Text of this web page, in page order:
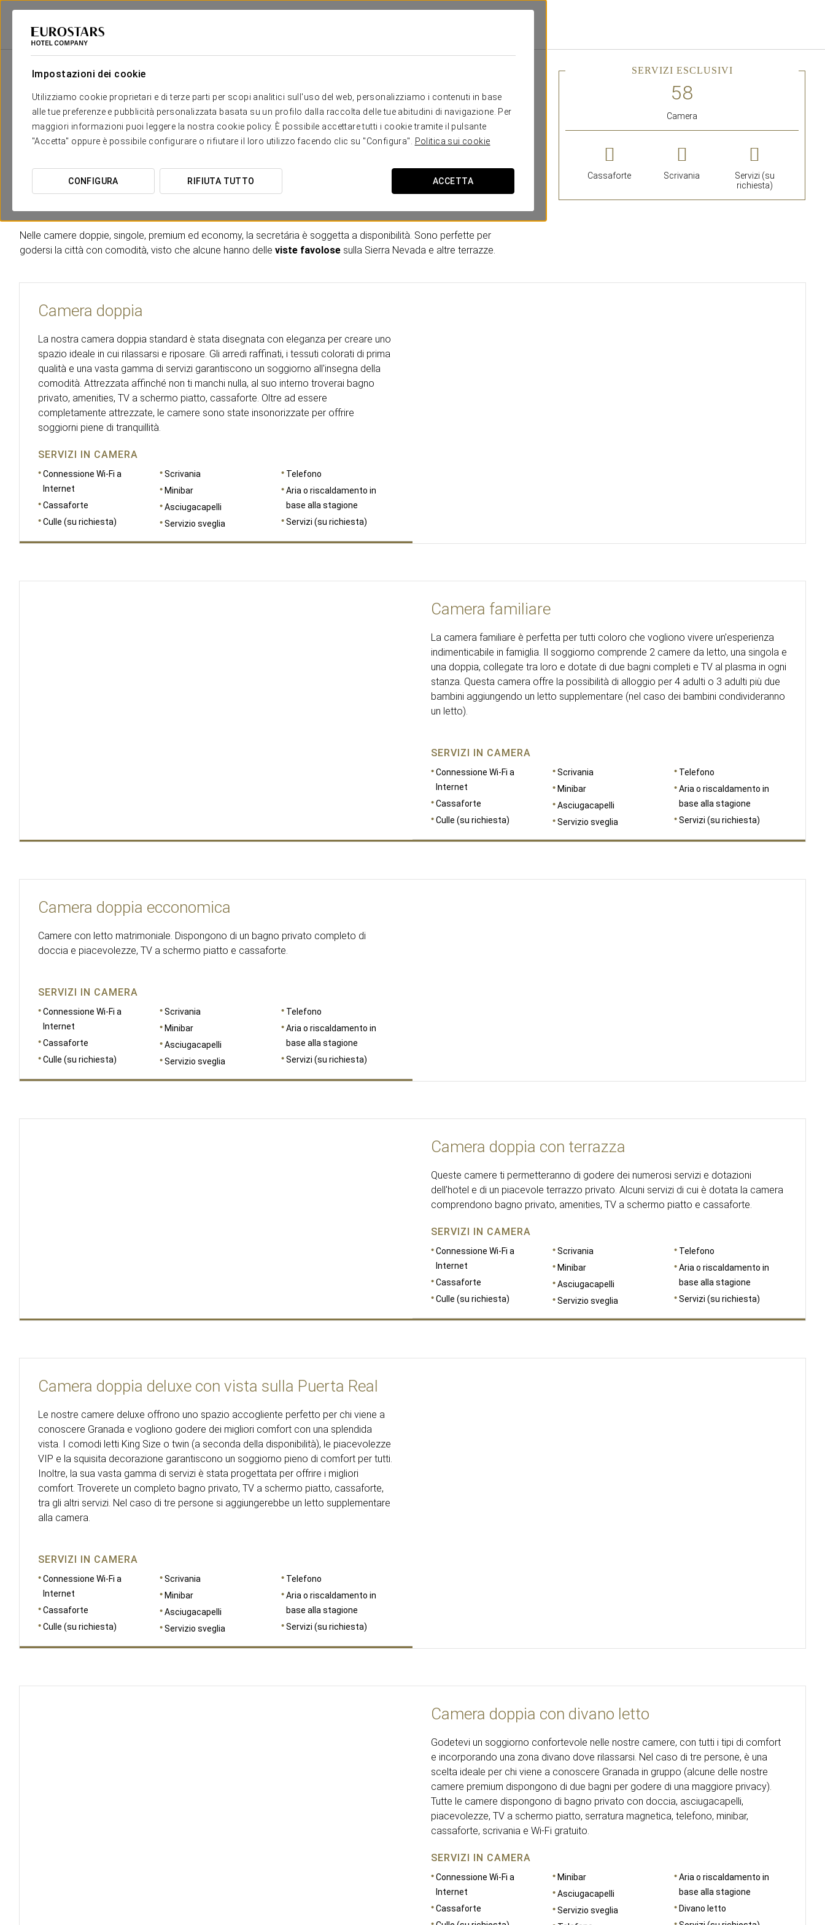
Impostazioni dei cookie
Utilizziamo cookie proprietari e di terze parti per scopi analitici sull'uso del web, personalizziamo i contenuti in base
alle tue preferenze e pubblicità personalizzata basata su un profilo dalla raccolta delle tue abitudini di navigazione. Per
maggiori informazioni puoi leggere la nostra cookie policy. È possibile accettare tutti i cookie tramite il pulsante
"Accetta" oppure è possibile configurare o rifiutare il loro utilizzo facendo clic su "Configura".
Politica sui cookie
CONFIGURA RIFIUTA TUTTO ACCETTA
Eurostars Hotel Company
Il comfort e il riposo di cui hai bisogno
L'Eurostars Puerta Real mette a tua disposizione 58 camere pensate per offrire degli squisiti soggiorni nel cuore di
Granada.
dai tessuti di prima qualità.
Linee tradizionali si fondono con uno stile modernista
creando così camere uniche e
speciali. Ampie e luminose, sono state attrezzate in modo completo con servizi che comprendono bagno privato,
Nelle camere doppie, singole, premium ed economy, la secretária è soggetta a disponibilità. Sono perfette per
godersi la città con comodità, visto che alcune hanno delle viste favolose sulla Sierra Nevada e altre terrazze.
SERVIZI ESCLUSIVI
Camera
Cassaforte Scrivania
Servizi (su
richiesta)
Camera doppia
La nostra camera doppia standard è stata disegnata con eleganza per creare uno
spazio ideale in cui rilassarsi e riposare. Gli arredi raffinati, i tessuti colorati di prima
qualità e una vasta gamma di servizi garantiscono un soggiorno all'insegna della
comodità. Attrezzata affinché non ti manchi nulla, al suo interno troverai bagno
privato, amenities, TV a schermo piatto, cassaforte. Oltre ad essere
completamente attrezzate, le camere sono state insonorizzate per offrire
soggiorni piene di tranquillità.
SERVIZI IN CAMERA
Connessione Wi-Fi a
Internet
Cassaforte
Culle (su richiesta)
Scrivania
Minibar
Asciugacapelli
Servizio sveglia
Telefono
Aria o riscaldamento in
base alla stagione
Servizi (su richiesta)
Camera familiare
La camera familiare è perfetta per tutti coloro che vogliono vivere un'esperienza
indimenticabile in famiglia. Il soggiorno comprende 2 camere da letto, una singola e
una doppia, collegate tra loro e dotate di due bagni completi e TV al plasma in ogni
stanza. Questa camera offre la possibilità di alloggio per 4 adulti o 3 adulti più due
bambini aggiungendo un letto supplementare (nel caso dei bambini condivideranno
un letto).
SERVIZI IN CAMERA
Connessione Wi-Fi a
Internet
Cassaforte
Culle (su richiesta)
Scrivania
Minibar
Asciugacapelli
Servizio sveglia
Telefono
Aria o riscaldamento in
base alla stagione
Servizi (su richiesta)
Camera doppia ecconomica
Camere con letto matrimoniale. Dispongono di un bagno privato completo di
doccia e piacevolezze, TV a schermo piatto e cassaforte.
SERVIZI IN CAMERA
Connessione Wi-Fi a
Internet
Cassaforte
Culle (su richiesta)
Scrivania
Minibar
Asciugacapelli
Servizio sveglia
Telefono
Aria o riscaldamento in
base alla stagione
Servizi (su richiesta)
Camera doppia con terrazza
Queste camere ti permetteranno di godere dei numerosi servizi e dotazioni
dell'hotel e di un piacevole terrazzo privato. Alcuni servizi di cui è dotata la camera
comprendono bagno privato, amenities, TV a schermo piatto e cassaforte.
SERVIZI IN CAMERA
Connessione Wi-Fi a
Internet
Cassaforte
Culle (su richiesta)
Scrivania
Minibar
Asciugacapelli
Servizio sveglia
Telefono
Aria o riscaldamento in
base alla stagione
Servizi (su richiesta)
Camera doppia deluxe con vista sulla Puerta Real
Le nostre camere deluxe offrono uno spazio accogliente perfetto per chi viene a
conoscere Granada e vogliono godere dei migliori comfort con una splendida
vista. I comodi letti King Size o twin (a seconda della disponibilità), le piacevolezze
VIP e la squisita decorazione garantiscono un soggiorno pieno di comfort per tutti.
Inoltre, la sua vasta gamma di servizi è stata progettata per offrire i migliori
comfort. Troverete un completo bagno privato, TV a schermo piatto, cassaforte,
tra gli altri servizi. Nel caso di tre persone si aggiungerebbe un letto supplementare
alla camera.
SERVIZI IN CAMERA
Connessione Wi-Fi a
Internet
Cassaforte
Culle (su richiesta)
Scrivania
Minibar
Asciugacapelli
Servizio sveglia
Telefono
Aria o riscaldamento in
base alla stagione
Servizi (su richiesta)
Camera doppia con divano letto
Godetevi un soggiorno confortevole nelle nostre camere, con tutti i tipi di comfort
e incorporando una zona divano dove rilassarsi. Nel caso di tre persone, è una
scelta ideale per chi viene a conoscere Granada in gruppo (alcune delle nostre
camere premium dispongono di due bagni per godere di una maggiore privacy).
Tutte le camere dispongono di bagno privato con doccia, asciugacapelli,
piacevolezze, TV a schermo piatto, serratura magnetica, telefono, minibar,
cassaforte, scrivania e Wi-Fi gratuito.
SERVIZI IN CAMERA
Connessione Wi-Fi a
Internet
Cassaforte
Minibar
Asciugacapelli
Servizio sveglia
Aria o riscaldamento in
base alla stagione
Divano letto